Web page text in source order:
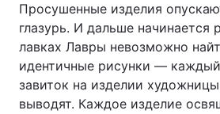
Просушенные изделия
глазурь. И дальше начинается
лавках Лавры невозможно
идентичные рисунки —
завиток на изделии
выводят. Каждое изделие